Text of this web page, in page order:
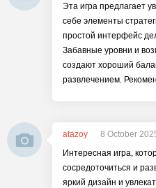
Эта игра предлагает
себе элементы
простой интерфейс
Забавные уровни и
создают хороший
развлечением.
atazoy
8 October
Интересная игра,
сосредоточиться и
яркий дизайн и